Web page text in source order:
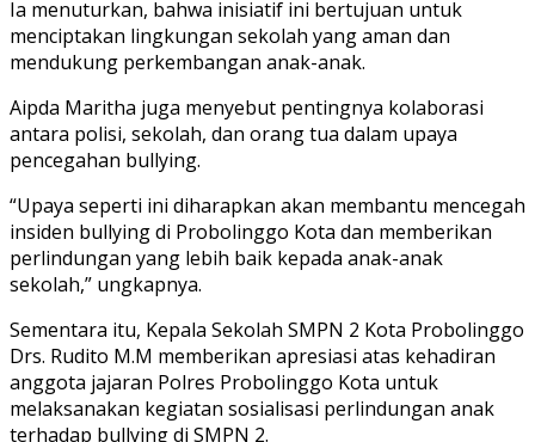
Ia menuturkan, bahwa inisiatif ini bertujuan untuk
menciptakan lingkungan sekolah yang aman dan
mendukung perkembangan anak-anak.
Aipda Maritha juga menyebut pentingnya kolaborasi
antara polisi, sekolah, dan orang tua dalam upaya
pencegahan bullying.
“Upaya seperti ini diharapkan akan membantu mencegah
insiden bullying di Probolinggo Kota dan memberikan
perlindungan yang lebih baik kepada anak-anak
sekolah,” ungkapnya.
Sementara itu, Kepala Sekolah SMPN 2 Kota Probolinggo
Drs. Rudito M.M memberikan apresiasi atas kehadiran
anggota jajaran Polres Probolinggo Kota untuk
melaksanakan kegiatan sosialisasi perlindungan anak
terhadap bullying di SMPN 2.